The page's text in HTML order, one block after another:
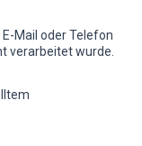
Mail oder Telefon
verarbeitet wurde.